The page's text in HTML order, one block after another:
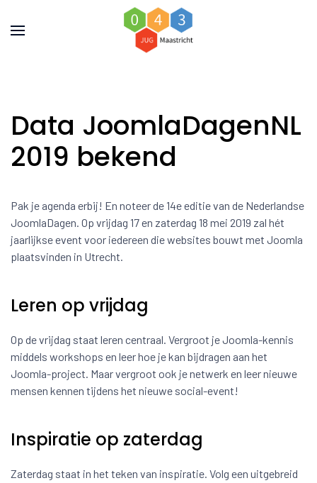
Data JoomlaDagenNL
2019 bekend
Pak je agenda erbij! En noteer de 14e editie van de Nederlandse
JoomlaDagen. Op vrijdag 17 en zaterdag 18 mei 2019 zal hét
jaarlijkse event voor iedereen die websites bouwt met Joomla
plaatsvinden in Utrecht.
Leren op vrijdag
Op de vrijdag staat leren centraal. Vergroot je Joomla-kennis
middels workshops en leer hoe je kan bijdragen aan het
Joomla-project. Maar vergroot ook je netwerk en leer nieuwe
mensen kennen tijdens het nieuwe social-event!
Inspiratie op zaterdag
Zaterdag staat in het teken van inspiratie. Volg een uitgebreid